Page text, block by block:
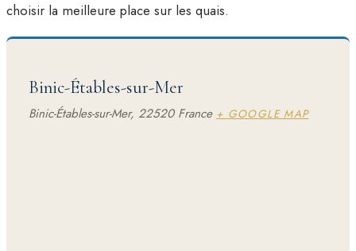
choisir la meilleure place sur les quais.
Binic-Étables-sur-Mer
Binic-Étables-sur-Mer, 22520 France + GOOGLE MAP